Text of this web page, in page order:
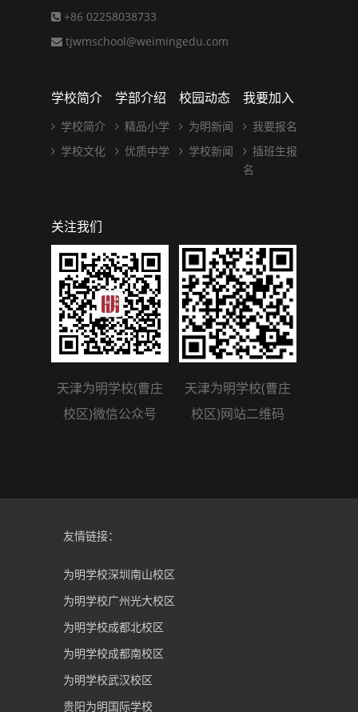
+86 02258038733
tjwmschool@weimingedu.com
学校简介
学校简介
学校文化
学部介绍
精品小学
优质中学
校园动态
为明新闻
学校新闻
我要加入
我要报名
插班生报
名
关注我们
天津为明学校(曹庄
校区)微信公众号
天津为明学校(曹庄
校区)网站二维码
友情链接：
为明学校深圳南山校区
为明学校广州光大校区
为明学校成都北校区
为明学校成都南校区
为明学校武汉校区
贵阳为明国际学校